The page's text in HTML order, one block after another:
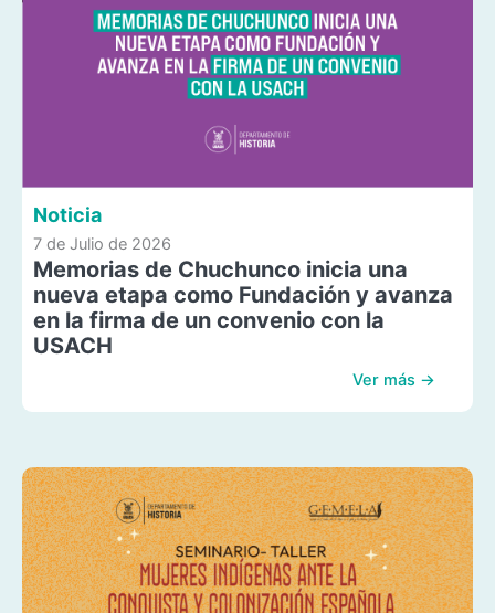
Noticia
7 de Julio de 2026
Memorias de Chuchunco inicia una
nueva etapa como Fundación y avanza
en la firma de un convenio con la
USACH
Ver más →